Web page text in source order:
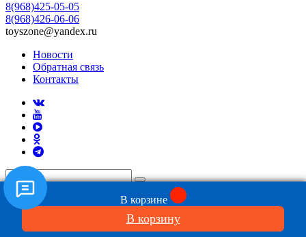
8(968)425-05-05
8(968)426-06-06
toyszone@yandex.ru
Новости
Обратная связь
Контакты
В корзине
В корзину
Киногерои